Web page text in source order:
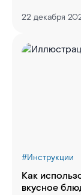
22 декабря
#Инструкции
Как
вкусное